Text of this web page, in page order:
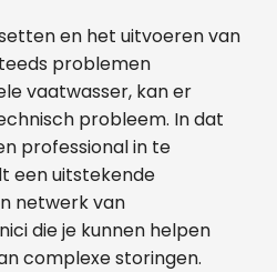
en het uitvoeren van
problemen
vaatwasser, kan er
probleem. In dat
professional in te
een uitstekende
netwerk van
die je kunnen helpen
complexe storingen.